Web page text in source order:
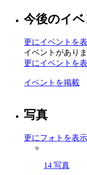
今後のイベ
更にイベントを
イベントがあり
更にイベントを
イベントを掲載
写真
更にフォトを表示
14 写真